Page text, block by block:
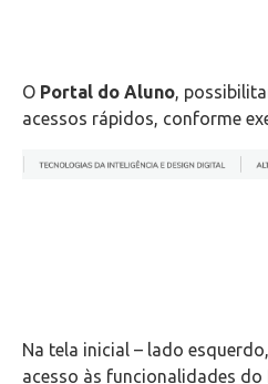
O Portal do Aluno,
acessos rápidos, conforme
Na tela inicial – lado
acesso às funcionalidades do